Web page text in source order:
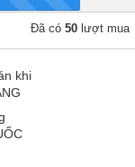
Đã có50 lượt mua
khi